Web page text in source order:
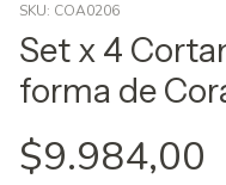
SKU: COA0206
Set x 4
forma de
$9.984,00